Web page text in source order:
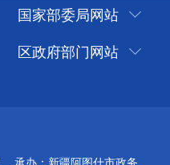
国家部委局网站
区政府部门网站